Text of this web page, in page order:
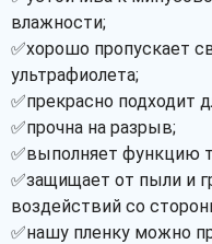
влажности;
✅хорошо пропускает
ультрафиолета;
✅прекрасно подходит
✅прочна на разрыв;
✅выполняет функцию
✅защищает от пыли и
воздействий со
✅нашу пленку можно